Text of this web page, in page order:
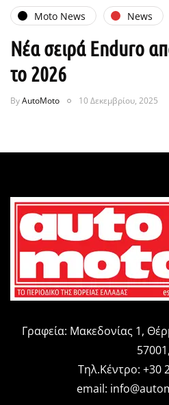
Moto News News
Νέα σειρά Enduro
το 2026
ByAutoMoto 10 Δεκεμβρίου, 2025
Γραφεία: Μακεδονίας 1,
57001,
Τηλ.Κέντρο: +30
email: